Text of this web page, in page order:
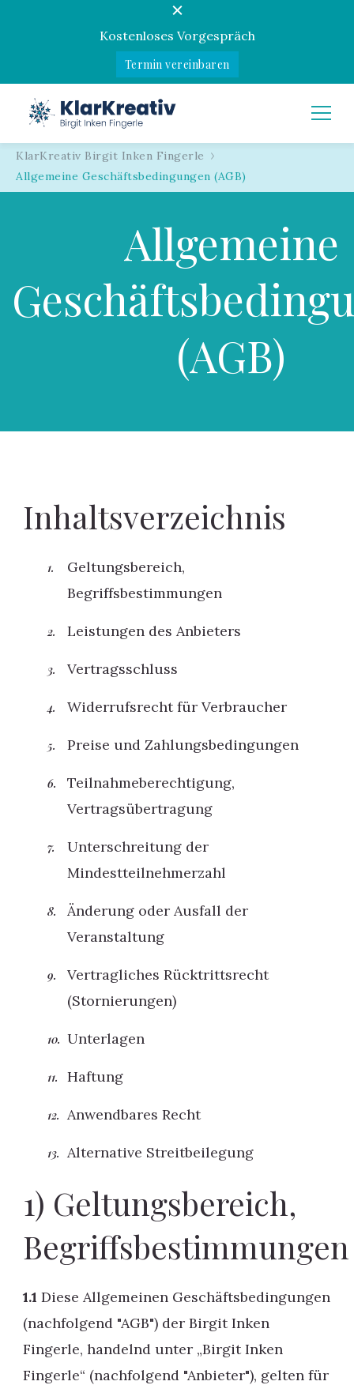
Kostenloses Vorgespräch
Termin vereinbaren
KlarKreativ
Birgit Inken Fingerle
KlarKreativ Birgit Inken Fingerle
Allgemeine Geschäftsbedingungen (AGB)
Allgemeine
(AGB)
Inhaltsverzeichnis
Geltungsbereich,
Begriffsbestimmungen
Leistungen des Anbieters
Vertragsschluss
Widerrufsrecht für Verbraucher
Preise und Zahlungsbedingungen
Teilnahmeberechtigung,
Vertragsübertragung
Unterschreitung der
Mindestteilnehmerzahl
Änderung oder Ausfall der
Veranstaltung
Vertragliches Rücktrittsrecht
(Stornierungen)
Unterlagen
Haftung
Anwendbares Recht
Alternative Streitbeilegung
1) Geltungsbereich,
Begriffsbestimmungen
1.1 Diese Allgemeinen Geschäftsbedingungen
(nachfolgend "AGB") der Birgit Inken
Fingerle, handelnd unter „Birgit Inken
Fingerle“ (nachfolgend "Anbieter"), gelten für